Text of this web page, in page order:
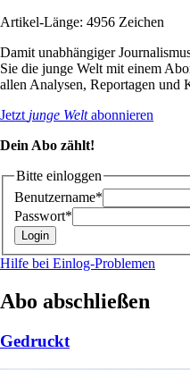
Artikel-Länge: 4956 Zeichen
Damit unabhängiger
Sie die junge Welt mit einem
allen Analysen, Reportagen und
Jetzt junge Weltabonnieren
Dein Abo zählt!
Bitte einloggen
Benutzername*
Passwort*
Hilfe bei Einlog-Problemen
Abo abschließen
Gedruckt